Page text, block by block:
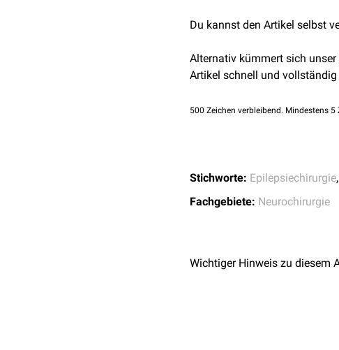
mediobasal-limbischen
Du kannst den Artikel selbst
Alternativ kümmert sich
Artikel schnell und
500 Zeichen verbleibend. Mindestens 5
Stichworte: Epilepsiechirurgie,
Fachgebiete: Neurochirurgie
Wichtiger Hinweis zu diesem